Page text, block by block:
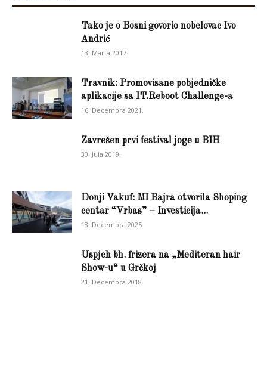
Tako je o Bosni govorio nobelovac Ivo
Andrić
13. Marta 2017.
Travnik: Promovisane pobjedničke
aplikacije sa IT.Reboot Challenge-a
16. Decembra 2021.
Zavrešen prvi festival joge u BIH
30. Jula 2019.
Donji Vakuf: MI Bajra otvorila Shoping
centar “Vrbas” – Investicija...
18. Decembra 2025.
Uspjeh bh. frizera na „Mediteran hair
Show-u“ u Grčkoj
21. Decembra 2018.